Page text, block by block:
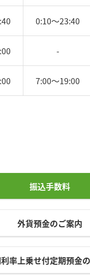
0:10～23:40
-
7:00～19:00
振込手数料
外貨預金のご案内
率上乗せ付定期預金